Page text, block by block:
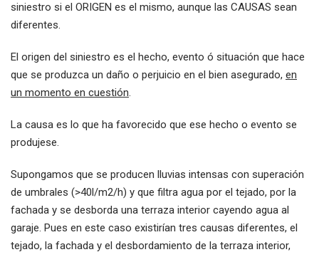
siniestro si el ORIGEN es el mismo, aunque las CAUSAS sean
diferentes.
El origen del siniestro es el hecho, evento ó situación que hace
que se produzca un daño o perjuicio en el bien asegurado, en
un momento en cuestión.
La causa es lo que ha favorecido que ese hecho o evento se
produjese.
Supongamos que se producen lluvias intensas con superación
de umbrales (>40l/m2/h) y que filtra agua por el tejado, por la
fachada y se desborda una terraza interior cayendo agua al
garaje. Pues en este caso existirían tres causas diferentes, el
tejado, la fachada y el desbordamiento de la terraza interior,